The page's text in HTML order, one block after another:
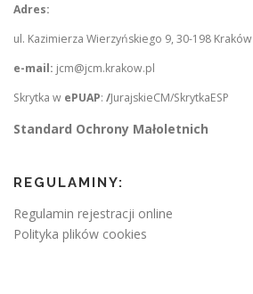
Adres:
ul. Kazimierza Wierzyńskiego 9, 30-198 Kraków
e-mail: jcm@jcm.krakow.pl
Skrytka w ePUAP: /JurajskieCM/SkrytkaESP
Standard Ochrony Małoletnich
REGULAMINY:
Regulamin rejestracji online
Polityka plików cookies